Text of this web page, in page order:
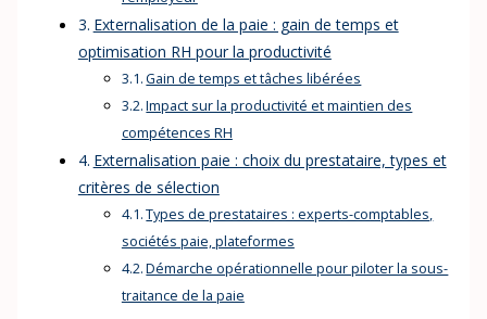
Externalisation de la paie : gain de temps et
optimisation RH pour la productivité
Gain de temps et tâches libérées
Impact sur la productivité et maintien des
compétences RH
Externalisation paie : choix du prestataire, types et
critères de sélection
Types de prestataires : experts-comptables,
sociétés paie, plateformes
Démarche opérationnelle pour piloter la sous-
traitance de la paie